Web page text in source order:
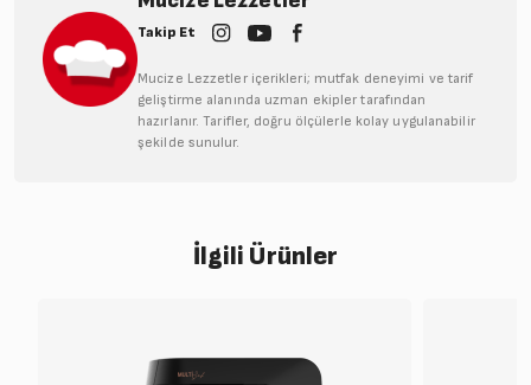
Takip Et
Mucize Lezzetler içerikleri; mutfak deneyimi ve tarif
geliştirme alanında uzman ekipler tarafından
hazırlanır. Tarifler, doğru ölçülerle kolay uygulanabilir
şekilde sunulur.
İlgili Ürünler